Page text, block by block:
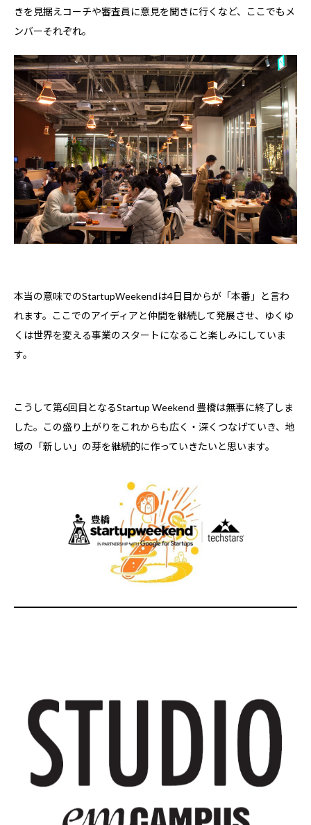
きを見据えコーチや審査員に意見を聞きに行くなど、ここでもメ
ンバーそれぞれ。
本当の意味でのStartupWeekendは4日目からが「本番」と言わ
れます。ここでのアイディアと仲間を継続して発展させ、ゆくゆ
くは世界を変える事業のスタートになること楽しみにしていま
す。
こうして第6回目となるStartup Weekend 豊橋は無事に終了しま
した。この盛り上がりをこれからも広く・深くつなげていき、地
域の「新しい」の芽を継続的に作っていきたいと思います。